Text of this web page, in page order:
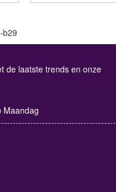
b29
de laatste trends en onze
Maandag